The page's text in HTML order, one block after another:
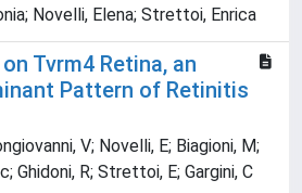
Novelli, Elena; Strettoi, Enrica
Tvrm4 Retina, an
Pattern of Retinitis
V; Novelli, E; Biagioni, M;
Ghidoni, R; Strettoi, E; Gargini, C